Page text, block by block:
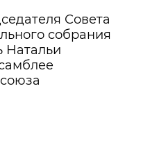
Совета
собрания
Натальи